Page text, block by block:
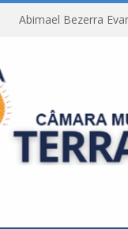
Abimael Bezerra